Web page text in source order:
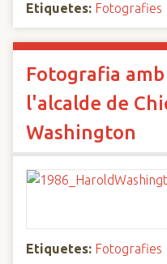
Etiquetes: Fotografies
Fotografia
l'alcalde de
Washington
Etiquetes: Fotografies